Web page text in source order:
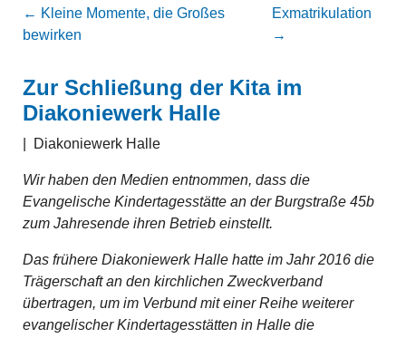
← Kleine Momente, die Großes
bewirken
Exmatrikulation
→
Zur Schließung der Kita im
Diakoniewerk Halle
Diakoniewerk Halle
Wir haben den Medien entnommen, dass die
Evangelische Kindertagesstätte an der Burgstraße 45b
zum Jahresende ihren Betrieb einstellt.
Das frühere Diakoniewerk Halle hatte im Jahr 2016 die
Trägerschaft an den kirchlichen Zweckverband
übertragen, um im Verbund mit einer Reihe weiterer
evangelischer Kindertagesstätten in Halle die